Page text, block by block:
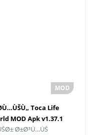
Toca Life
MOD Apk v1.37.1
Android
Ø±Ø³Ù…ÙŠ